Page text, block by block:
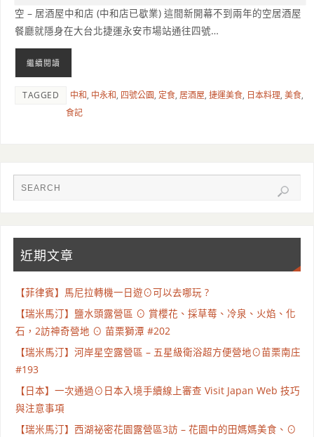
空 – 居酒屋中和店 (中和店已歇業) 這間新開幕不到兩年的空居酒屋
餐廳就隱身在大台北捷運永安市場站通往四號…
繼續閱讀
TAGGED 中和, 中永和, 四號公園, 定食, 居酒屋,捷運美食, 日本料理,美食,
食記
近期文章
【菲律賓】馬尼拉轉機一日遊⊙可以去哪玩 ?
【瑞米馬汀】鹽水頭露營區 ⊙ 賞櫻花、採草莓、冷泉、火焰、化
石，2訪神奇營地 ⊙ 苗栗獅潭 #202
【瑞米馬汀】河岸星空露營區 – 五星級衛浴超方便營地⊙苗栗南庄
#193
【日本】一次通過⊙日本入境手續線上審查 Visit Japan Web 技巧
與注意事項
【瑞米馬汀】西湖祕密花園露營區3訪 – 花園中的田媽媽美食、⊙